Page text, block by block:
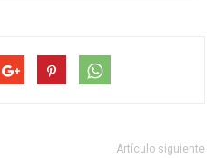
Artículo siguiente